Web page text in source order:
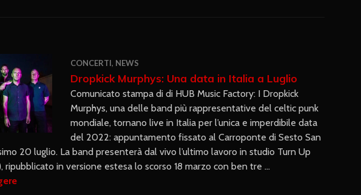
CONCERTI, NEWS
Dropkick Murphys: Una data in Italia a Luglio
Comunicato stampa di di HUB Music Factory: I Dropkick
Murphys, una delle band più rappresentative del celtic punk
mondiale, tornano live in Italia per l’unica e imperdibile data
del 2022: appuntamento fissato al Carroponte di Sesto San
20 luglio. La band presenterà dal vivo l’ultimo lavoro in studio Turn Up
ripubblicato in versione estesa lo scorso 18 marzo con ben tre …